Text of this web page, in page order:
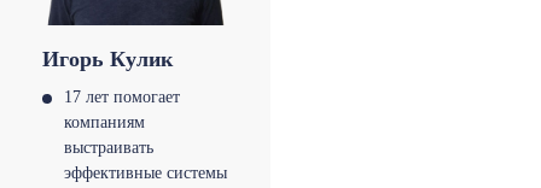
Игорь Кулик
17 лет помогает
компаниям
выстраивать
эффективные системы